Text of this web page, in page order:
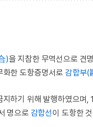
)을 지참한 무역선으로 견
화한 도항증명서로 감합부
지하기 위해 발행하였으
명으로 감합선이 도항한